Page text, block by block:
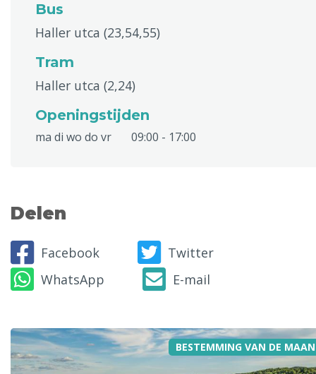
Bus
Haller utca (23,54,55)
Tram
Haller utca (2,24)
Openingstijden
ma di wo do vr 09:00 - 17:00
Delen
Facebook
Twitter
WhatsApp
E-mail
BESTEMMING VAN DE